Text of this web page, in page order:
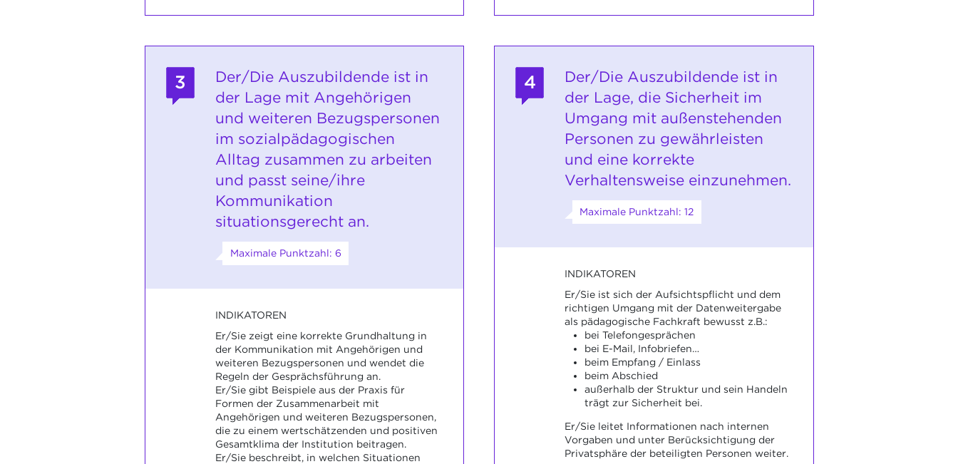
3
Der/Die Auszubildende ist in
der Lage mit Angehörigen
und weiteren Bezugspersonen
im sozialpädagogischen
Alltag zusammen zu arbeiten
und passt seine/ihre
Kommunikation
situationsgerecht an.
Maximale Punktzahl: 6
INDIKATOREN
Er/Sie zeigt eine korrekte Grundhaltung in
der Kommunikation mit Angehörigen und
weiteren Bezugspersonen und wendet die
Regeln der Gesprächsführung an.
Er/Sie gibt Beispiele aus der Praxis für
Formen der Zusammenarbeit mit
Angehörigen und weiteren Bezugspersonen,
die zu einem wertschätzenden und positiven
Gesamtklima der Institution beitragen.
Er/Sie beschreibt, in welchen Situationen
4
Der/Die Auszubildende ist in
der Lage, die Sicherheit im
Umgang mit außenstehenden
Personen zu gewährleisten
und eine korrekte
Verhaltensweise einzunehmen.
Maximale Punktzahl: 12
INDIKATOREN
Er/Sie ist sich der Aufsichtspflicht und dem
richtigen Umgang mit der Datenweitergabe
als pädagogische Fachkraft bewusst z.B.:
bei Telefongesprächen
bei E-Mail, Infobriefen…
beim Empfang / Einlass
beim Abschied
außerhalb der Struktur und sein Handeln
trägt zur Sicherheit bei.
Er/Sie leitet Informationen nach internen
Vorgaben und unter Berücksichtigung der
Privatsphäre der beteiligten Personen weiter.